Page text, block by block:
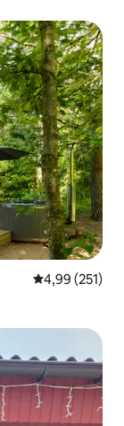
Средна
4,99 (251)